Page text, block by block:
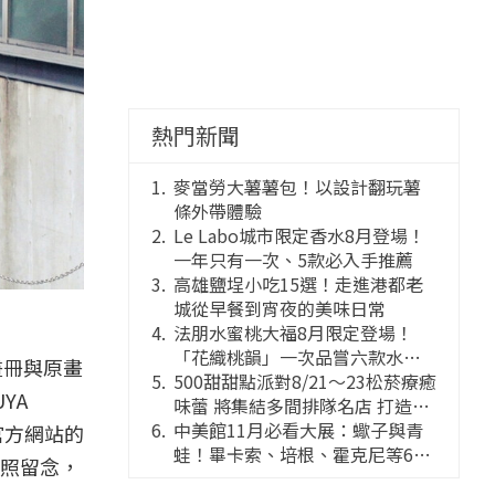
與原畫
網站的
留念，
熱門新聞
麥當勞大薯薯包！以設計翻玩薯
條外帶體驗
Le Labo城市限定香水8月登場！
一年只有一次、5款必入手推薦
高雄鹽埕小吃15選！走進港都老
城從早餐到宵夜的美味日常
法朋水蜜桃大福8月限定登場！
「花織桃韻」一次品嘗六款水蜜
桃花果大福
500甜甜點派對8/21～23松菸療癒
味蕾 將集結多間排隊名店 打造靈
感創意的舞台
中美館11月必看大展：蠍子與青
蛙！畢卡索、培根、霍克尼等66